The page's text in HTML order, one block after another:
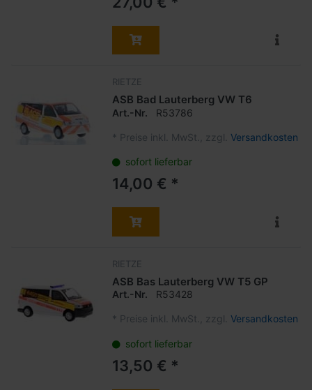
RIETZE
ASB Bad Lauterberg VW T6
Art.-Nr. R53786
* Preise inkl. MwSt., zzgl. Versandkosten
sofort lieferbar
14,00 € *
RIETZE
ASB Bas Lauterberg VW T5 GP
Art.-Nr. R53428
* Preise inkl. MwSt., zzgl. Versandkosten
sofort lieferbar
13,50 € *